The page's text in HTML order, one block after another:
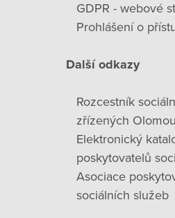
GDPR - webové
Prohlášení o
Další odkazy
Rozcestník
zřízených
Elektronický
poskytovatelů
Asociace
sociálních služeb